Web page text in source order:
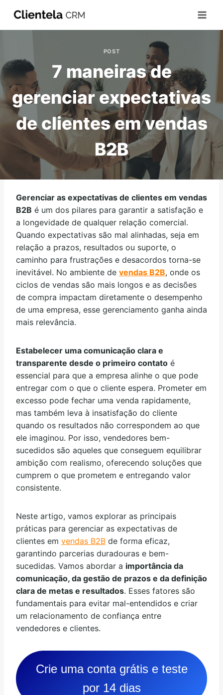
POST
7 maneiras de
gerenciar expectativas
de clientes em vendas
B2B
Gerenciar as expectativas de clientes em vendas
B2B é um dos pilares para garantir a satisfação e
a longevidade de qualquer relação comercial.
Quando expectativas são mal alinhadas, seja em
relação a prazos, resultados ou suporte, o
caminho para frustrações e desacordos torna-se
inevitável. No ambiente de vendas B2B, onde os
ciclos de vendas são mais longos e as decisões
de compra impactam diretamente o desempenho
de uma empresa, esse gerenciamento ganha ainda
mais relevância.
Estabelecer uma comunicação clara e
transparente desde o primeiro contato é
essencial para que a empresa alinhe o que pode
entregar com o que o cliente espera. Prometer em
excesso pode fechar uma venda rapidamente,
mas também leva à insatisfação do cliente
quando os resultados não correspondem ao que
ele imaginou. Por isso, vendedores bem-
sucedidos são aqueles que conseguem equilibrar
ambição com realismo, oferecendo soluções que
cumprem o que prometem e entregando valor
consistente.
Neste artigo, vamos explorar as principais
práticas para gerenciar as expectativas de
clientes em vendas B2B de forma eficaz,
garantindo parcerias duradouras e bem-
sucedidas. Vamos abordar a importância da
comunicação, da gestão de prazos e da definição
clara de metas e resultados. Esses fatores são
fundamentais para evitar mal-entendidos e criar
um relacionamento de confiança entre
vendedores e clientes.
Crie uma conta grátis e teste
por 14 dias